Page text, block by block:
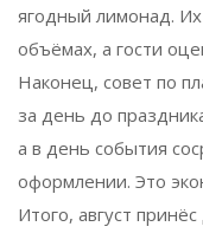
ягодный лимонад.
объёмах, а гости
Наконец, совет по
за день до
а в день события
оформлении. Это
Итого, август